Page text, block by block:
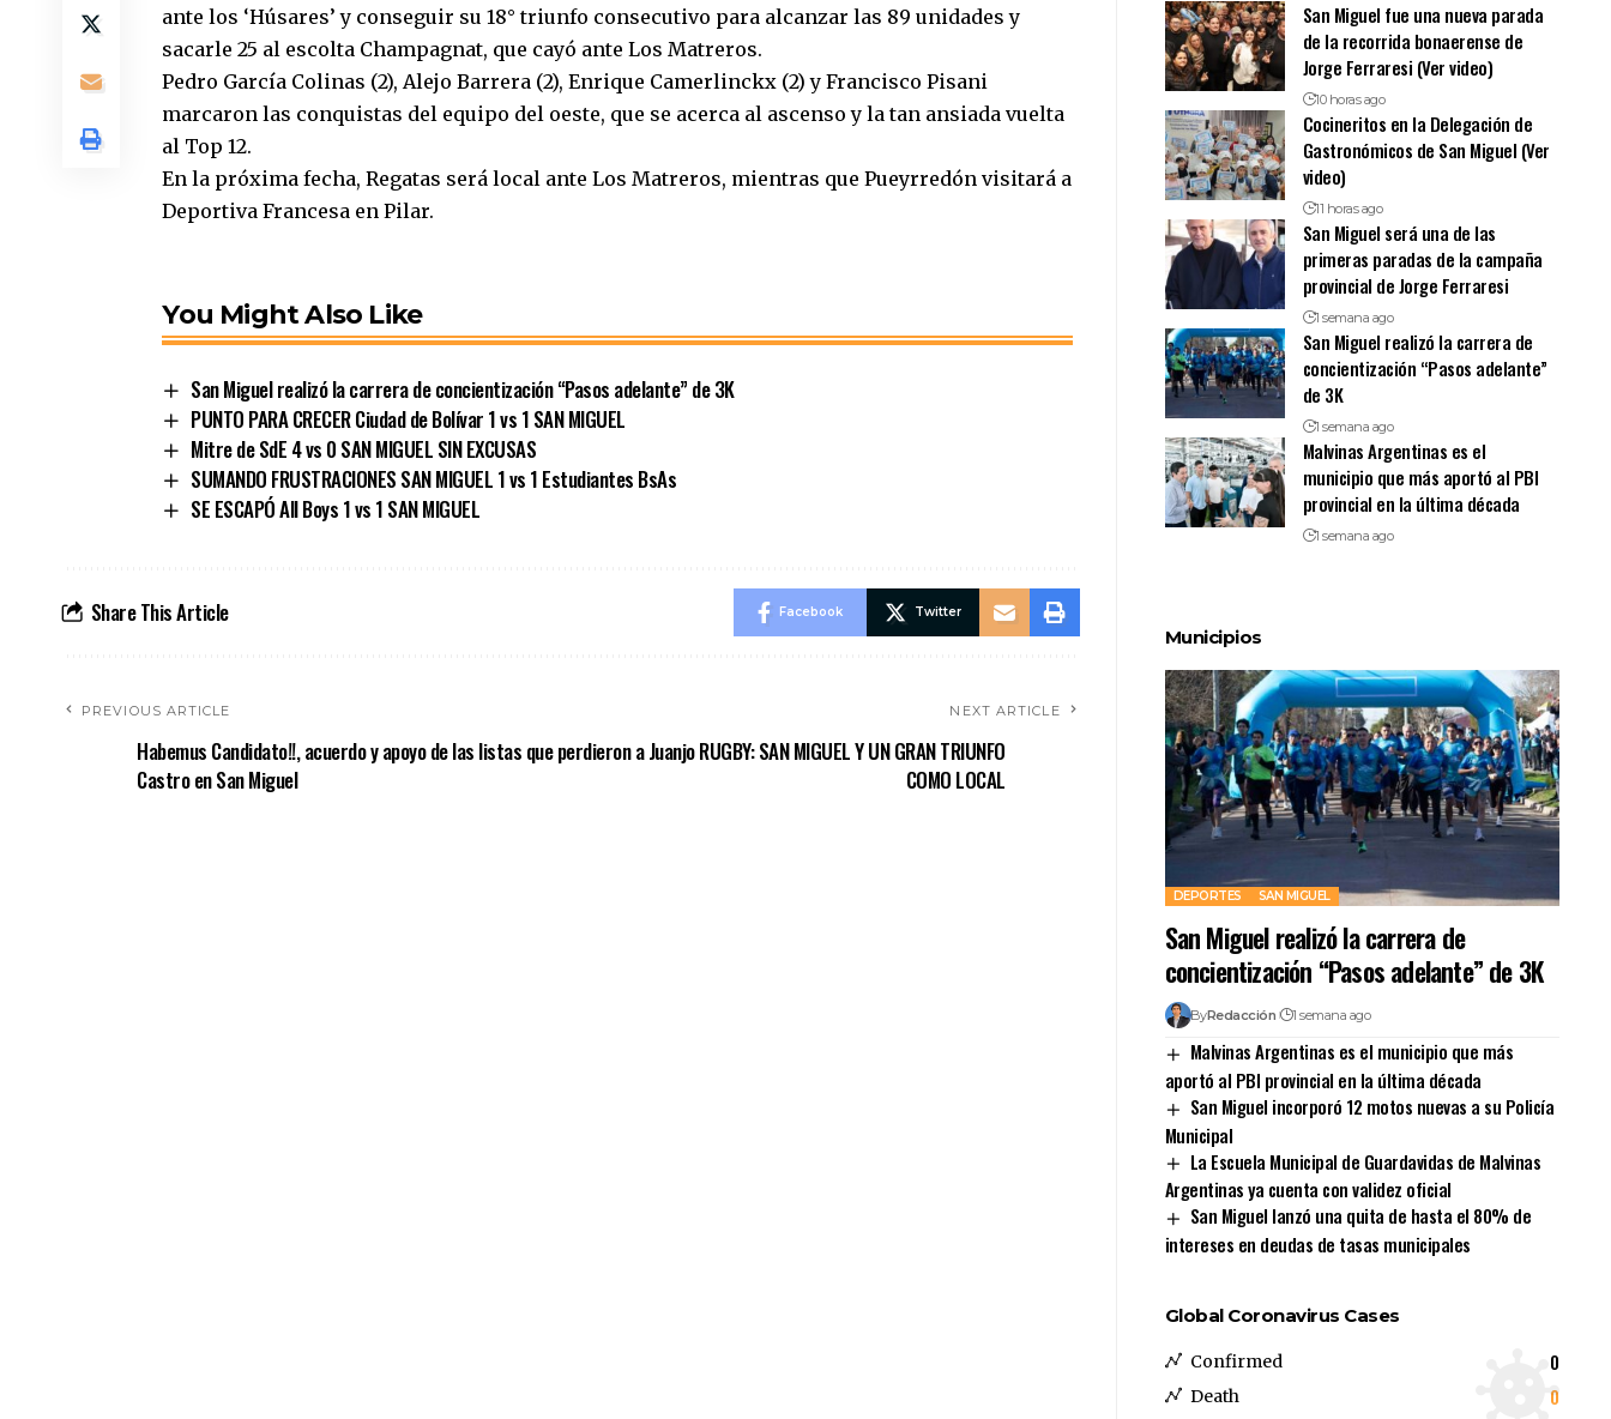
ante los ‘Húsares’ y conseguir su 18° triunfo consecutivo para alcanzar las 89 unidades y
sacarle 25 al escolta Champagnat, que cayó ante Los Matreros.
Pedro García Colinas (2), Alejo Barrera (2), Enrique Camerlinckx (2) y Francisco Pisani
marcaron las conquistas del equipo del oeste, que se acerca al ascenso y la tan ansiada vuelta
al Top 12.
En la próxima fecha, Regatas será local ante Los Matreros, mientras que Pueyrredón visitará a
Deportiva Francesa en Pilar.
You Might Also Like
San Miguel realizó la carrera de concientización “Pasos adelante” de 3K
PUNTO PARA CRECER Ciudad de Bolívar 1 vs 1 SAN MIGUEL
Mitre de SdE 4 vs 0 SAN MIGUEL SIN EXCUSAS
SUMANDO FRUSTRACIONES SAN MIGUEL 1 vs 1 Estudiantes BsAs
SE ESCAPÓ All Boys 1 vs 1 SAN MIGUEL
Share This Article Facebook Twitter
PREVIOUS ARTICLE
Habemus Candidato!!, acuerdo y apoyo de las listas que perdieron a Juanjo
Castro en San Miguel
NEXT ARTICLE
RUGBY: SAN MIGUEL Y UN GRAN TRIUNFO
COMO LOCAL
San Miguel fue una nueva parada
de la recorrida bonaerense de
Jorge Ferraresi (Ver video)
10 horas ago
Cocineritos en la Delegación de
Gastronómicos de San Miguel (Ver
video)
11 horas ago
San Miguel será una de las
primeras paradas de la campaña
provincial de Jorge Ferraresi
1 semana ago
San Miguel realizó la carrera de
concientización “Pasos adelante”
de 3K
1 semana ago
Malvinas Argentinas es el
municipio que más aportó al PBI
provincial en la última década
1 semana ago
Municipios
DEPORTES SAN MIGUEL
San Miguel realizó la carrera de
concientización “Pasos adelante” de 3K
ByRedacción 1 semana ago
Malvinas Argentinas es el municipio que más
aportó al PBI provincial en la última década
San Miguel incorporó 12 motos nuevas a su Policía
Municipal
La Escuela Municipal de Guardavidas de Malvinas
Argentinas ya cuenta con validez oficial
San Miguel lanzó una quita de hasta el 80% de
intereses en deudas de tasas municipales
Global Coronavirus Cases
Confirmed 0
Death 0